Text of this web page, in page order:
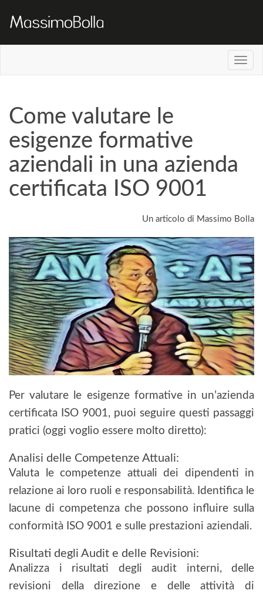
Come valutare le
esigenze formative
aziendali in una azienda
certificata ISO 9001
Un articolo di Massimo Bolla
Per valutare le esigenze formative in un’azienda
certificata ISO 9001, puoi seguire questi passaggi
pratici (oggi voglio essere molto diretto):
Analisi delle Competenze Attuali:
Valuta le competenze attuali dei dipendenti in
relazione ai loro ruoli e responsabilità. Identifica le
lacune di competenza che possono influire sulla
conformità ISO 9001 e sulle prestazioni aziendali.
Risultati degli Audit e delle Revisioni:
Analizza i risultati degli audit interni, delle
revisioni della direzione e delle attività di